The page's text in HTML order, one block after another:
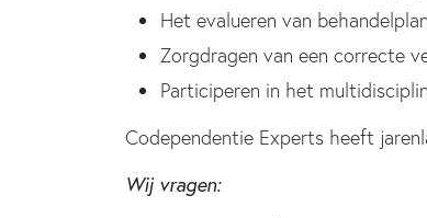
Het evalueren van
Zorgdragen van een correcte
Participeren in het
Codependentie Experts heeft
Wij vragen: